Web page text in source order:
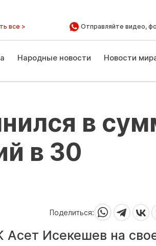
все > Отправляйте видео,
Народные новости Новости
в
в 30
Поделиться:
Асет Исекешев на